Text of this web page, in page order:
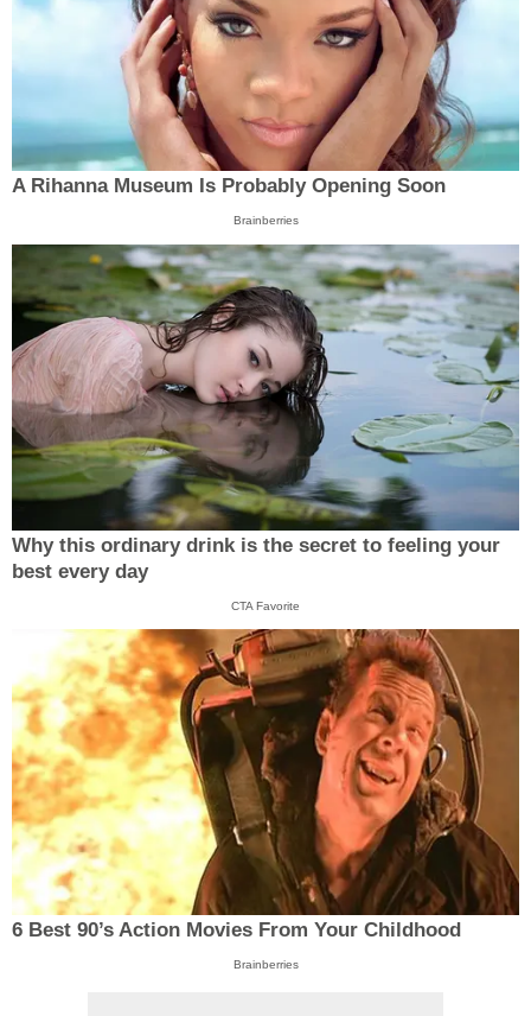
A Rihanna Museum Is Probably Opening Soon
Brainberries
Why this ordinary drink is the secret to feeling your
best every day
CTA Favorite
6 Best 90’s Action Movies From Your Childhood
Brainberries